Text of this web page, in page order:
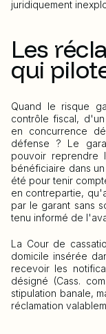
juridiquement
Les
qui
Quand le risque
contrôle fiscal,
en concurrence
défense ? Le
pouvoir reprendre
bénéficiaire dans
été pour tenir
en contrepartie,
par le garant sans
tenu informé de
La Cour de
domicile insérée
recevoir les
désigné (Cass.
stipulation banale,
réclamation